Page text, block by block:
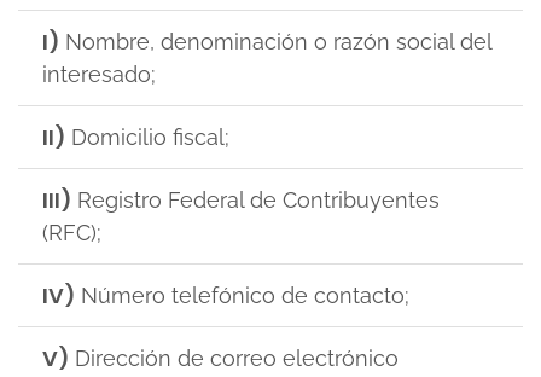
I) Nombre, denominación o razón social del
interesado;
II) Domicilio fiscal;
III) Registro Federal de Contribuyentes
(RFC);
IV) Número telefónico de contacto;
V) Dirección de correo electrónico